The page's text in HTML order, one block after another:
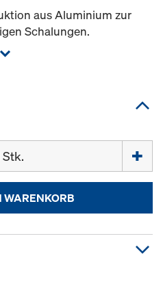
aus Aluminium zur
Schalungen.
WARENKORB